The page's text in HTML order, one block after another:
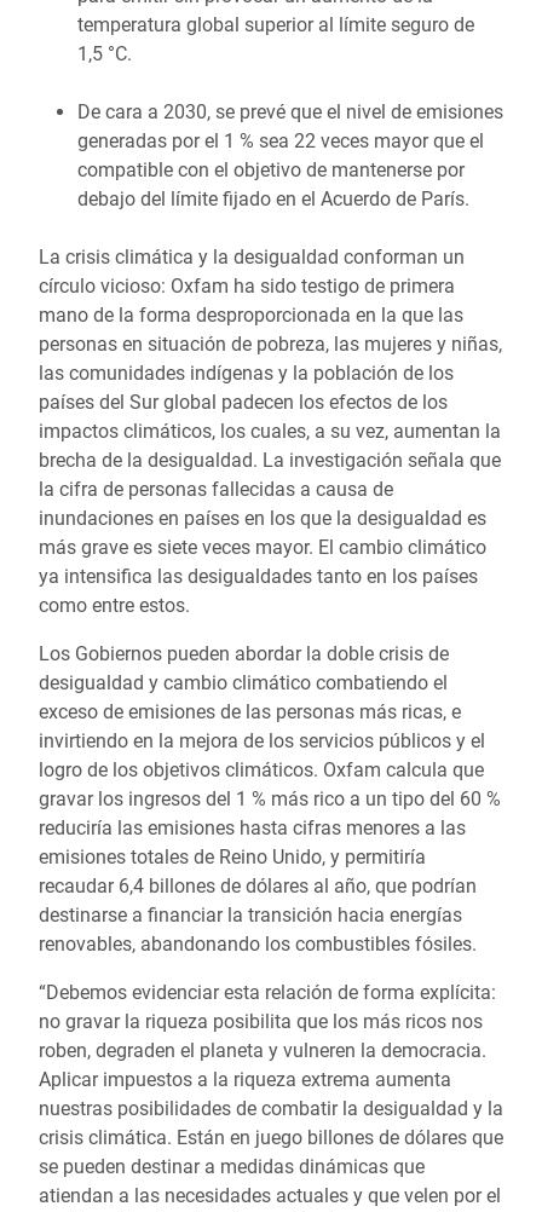
temperatura global superior al límite seguro de
1,5 °C.
De cara a 2030, se prevé que el nivel de emisiones
generadas por el 1 % sea 22 veces mayor que el
compatible con el objetivo de mantenerse por
debajo del límite fijado en el Acuerdo de París.
La crisis climática y la desigualdad conforman un
círculo vicioso: Oxfam ha sido testigo de primera
mano de la forma desproporcionada en la que las
personas en situación de pobreza, las mujeres y niñas,
las comunidades indígenas y la población de los
países del Sur global padecen los efectos de los
impactos climáticos, los cuales, a su vez, aumentan la
brecha de la desigualdad. La investigación señala que
la cifra de personas fallecidas a causa de
inundaciones en países en los que la desigualdad es
más grave es siete veces mayor. El cambio climático
ya intensifica las desigualdades tanto en los países
como entre estos.
Los Gobiernos pueden abordar la doble crisis de
desigualdad y cambio climático combatiendo el
exceso de emisiones de las personas más ricas, e
invirtiendo en la mejora de los servicios públicos y el
logro de los objetivos climáticos. Oxfam calcula que
gravar los ingresos del 1 % más rico a un tipo del 60 %
reduciría las emisiones hasta cifras menores a las
emisiones totales de Reino Unido, y permitiría
recaudar 6,4 billones de dólares al año, que podrían
destinarse a financiar la transición hacia energías
renovables, abandonando los combustibles fósiles.
“Debemos evidenciar esta relación de forma explícita:
no gravar la riqueza posibilita que los más ricos nos
roben, degraden el planeta y vulneren la democracia.
Aplicar impuestos a la riqueza extrema aumenta
nuestras posibilidades de combatir la desigualdad y la
crisis climática. Están en juego billones de dólares que
se pueden destinar a medidas dinámicas que
atiendan a las necesidades actuales y que velen por el